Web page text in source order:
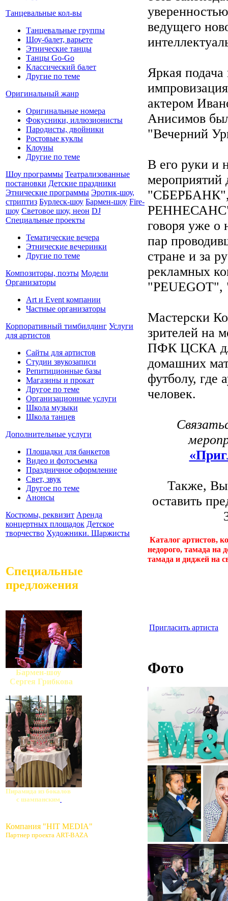
Танцевальные кол-вы
Танцевальные группы
Шоу-балет, варьете
Этнические танцы
Танцы Go-Go
Классический балет
Другие по теме
Оригинальный жанр
Оригинальные номера
Фокусники, иллюзионисты
Пародисты, двойники
Ростовые куклы
Клоуны
Другие по теме
Шоу программы Театрализованные
постановки Детские праздники
Этнические программы Эротик-шоу,
стриптиз Бурлеск-шоу Бармен-шоу Fire-
шоу Световое шоу, неон DJ
Специальные проекты
Тематические вечера
Этнические вечеринки
Другие по теме
Композиторы, поэты Модели
Организаторы
Art и Event компании
Частные организаторы
Корпоративный тимбилдинг Услуги
для артистов
Сайты для артистов
Студии звукозаписи
Репитиционные базы
Магазины и прокат
Другое по теме
Организационные услуги
Школа музыки
Школа танцев
Дополнительные услуги
Площадки для банкетов
Видео и фотосъемка
Праздничное оформление
Свет, звук
Другое по теме
Анонсы
Костюмы, реквизит Аренда
концертных площадок Детское
творчество Художники. Шаржисты
Специальные
предложения
Бармен-шоу
Сергея Грибкова
Пирамида из бокалов
с шампанским
Компания "HIT MEDIA"
Партнер проекта ART-BAZA
ведущего
Яркая
актером
Анисимов
"Вечерний
В его руки и
мероприятий
РЕННЕСАНС",
говоря уже о
пар
стране и за
рекламных
Мастерски
зрителей на
ПФК ЦСКА
домашних
футболу, где
человек.
Также, Вы
оставить
Каталог артистов,
недорого, тамада на
тамада и диджей на
Пригласить артиста
Фото